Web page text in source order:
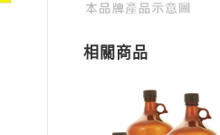
相關商品